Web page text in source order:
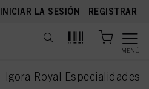
INICIAR LA SESIÓN | REGISTRAR
MENÚ
Igora Royal Especialidades
current page